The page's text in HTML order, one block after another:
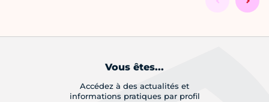
Vous êtes...
Accédez à des actualités et
informations pratiques par profil